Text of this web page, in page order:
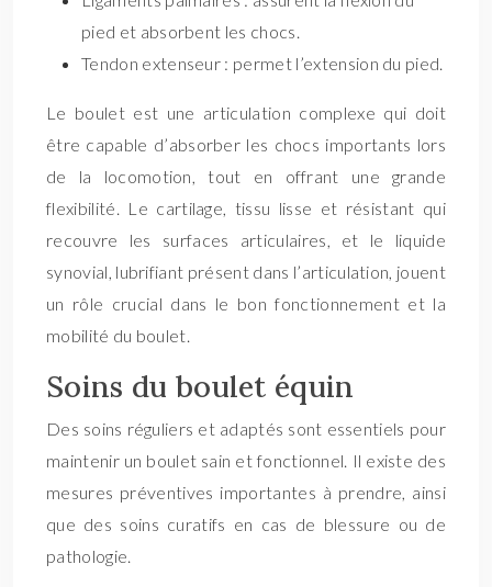
pied et absorbent les chocs.
Tendon extenseur : permet l’extension du pied.
Le boulet est une articulation complexe qui doit
être capable d’absorber les chocs importants lors
de la locomotion, tout en offrant une grande
flexibilité. Le cartilage, tissu lisse et résistant qui
recouvre les surfaces articulaires, et le liquide
synovial, lubrifiant présent dans l’articulation, jouent
un rôle crucial dans le bon fonctionnement et la
mobilité du boulet.
Soins du boulet équin
Des soins réguliers et adaptés sont essentiels pour
maintenir un boulet sain et fonctionnel. Il existe des
mesures préventives importantes à prendre, ainsi
que des soins curatifs en cas de blessure ou de
pathologie.